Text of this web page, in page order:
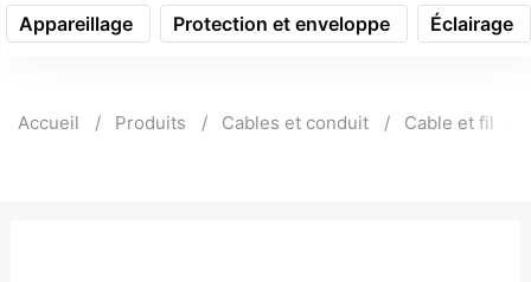
Appareillage Protection et enveloppe Éclairage
Accueil Produits Cables et conduit Cable et fil